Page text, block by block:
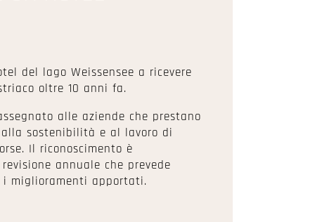
del lago Weissensee a ricevere
oltre 10 anni fa.
alle aziende che prestano
sostenibilità e al lavoro di
Il riconoscimento è
annuale che prevede
miglioramenti apportati.